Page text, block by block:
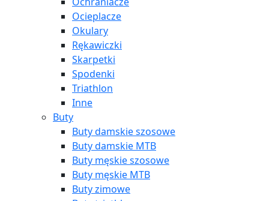
Ocieplacze
Okulary
Rękawiczki
Skarpetki
Spodenki
Triathlon
Inne
Buty
Buty damskie szosowe
Buty damskie MTB
Buty męskie szosowe
Buty męskie MTB
Buty zimowe